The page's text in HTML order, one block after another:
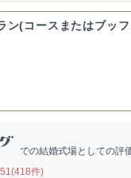
ン(コースまたはブッフ
での結婚式場としての評
件)